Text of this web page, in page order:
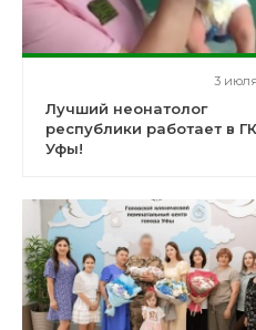
3
Лучший неонатолог
республики работает в
Уфы!